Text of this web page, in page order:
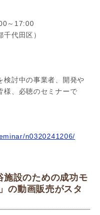
～17:00
代田区）
検討中の事業者、開発や
様、必聴のセミナーで
n0320241206/
設のための成功モ
の動画販売がスタ